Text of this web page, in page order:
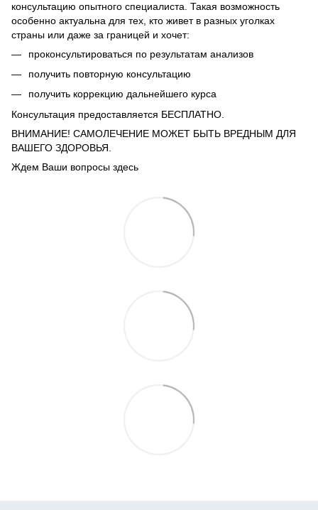
консультацию опытного специалиста. Такая возможность
особенно актуальна для тех, кто живет в разных уголках
страны или даже за границей и хочет:
проконсультироваться по результатам анализов
получить повторную консультацию
получить коррекцию дальнейшего курса
Консультация предоставляется БЕСПЛАТНО.
ВНИМАНИЕ! САМОЛЕЧЕНИЕ МОЖЕТ БЫТЬ ВРЕДНЫМ ДЛЯ
ВАШЕГО ЗДОРОВЬЯ.
Ждем Ваши вопросы здесь